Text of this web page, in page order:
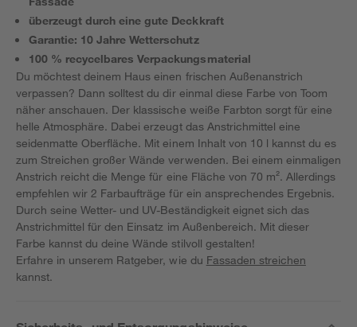
überzeugt durch eine gute Deckkraft
Garantie: 10 Jahre Wetterschutz
100 % recycelbares Verpackungsmaterial
Du möchtest deinem Haus einen frischen Außenanstrich
verpassen? Dann solltest du dir einmal diese Farbe von Toom
näher anschauen. Der klassische weiße Farbton sorgt für eine
helle Atmosphäre. Dabei erzeugt das Anstrichmittel eine
seidenmatte Oberfläche. Mit einem Inhalt von 10 l kannst du es
zum Streichen großer Wände verwenden. Bei einem einmaligen
Anstrich reicht die Menge für eine Fläche von 70 m². Allerdings
empfehlen wir 2 Farbaufträge für ein ansprechendes Ergebnis.
Durch seine Wetter- und UV-Beständigkeit eignet sich das
Anstrichmittel für den Einsatz im Außenbereich. Mit dieser
Farbe kannst du deine Wände stilvoll gestalten!
Erfahre in unserem Ratgeber, wie du Fassaden streichen
kannst.